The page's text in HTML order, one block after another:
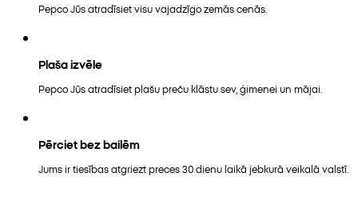
Pepco Jūs atradīsiet visu vajadzīgo zemās cenās.
Plaša izvēle
Pepco Jūs atradīsiet plašu preču klāstu sev, ģimenei un mājai.
Pērciet bez bailēm
Jums ir tiesības atgriezt preces 30 dienu laikā jebkurā veikalā valstī.